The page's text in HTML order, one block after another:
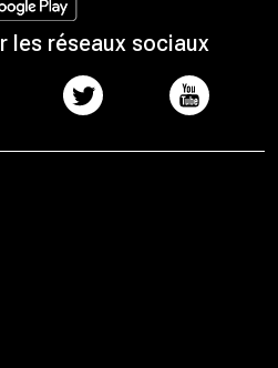
les réseaux sociaux